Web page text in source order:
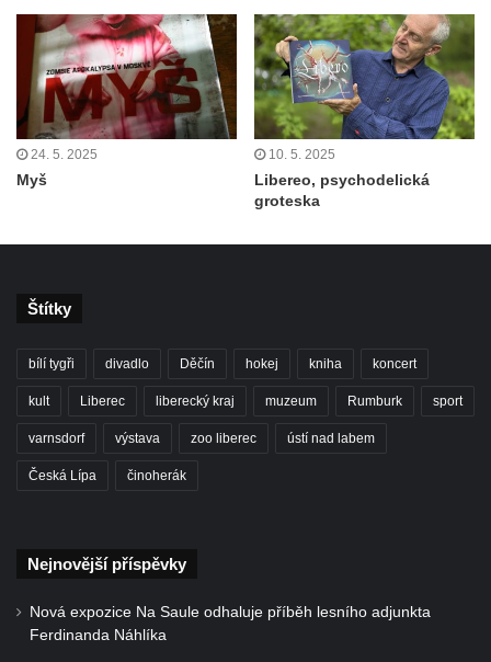
24. 5. 2025
Myš
10. 5. 2025
Libereo, psychodelická
groteska
Štítky
bílí tygři divadlo Děčín hokej kniha koncert
kult Liberec liberecký kraj muzeum Rumburk sport
varnsdorf výstava zoo liberec ústí nad labem
Česká Lípa činoherák
Nejnovější příspěvky
Nová expozice Na Saule odhaluje příběh lesního adjunkta
Ferdinanda Náhlíka